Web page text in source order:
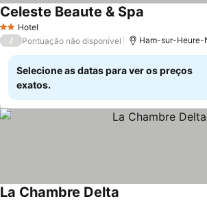
2 Estrelas
Hotel
Celeste Beaute & Spa
/ Pontuação não disponível Ham-sur-Heure-
Selecione as datas para ver os preços
exatos.
La Chambre Delta